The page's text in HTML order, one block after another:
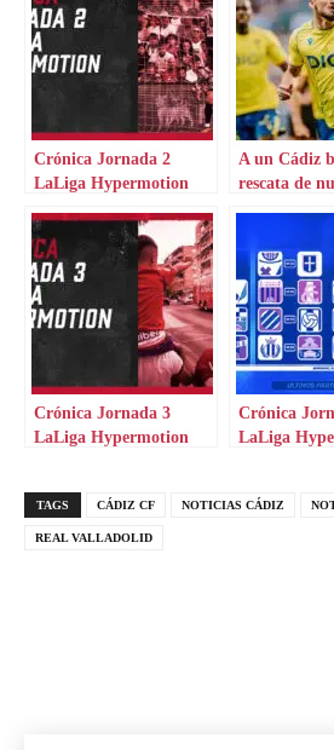
Crónica Jornada 2
LaLiga Hypermotion
A un Cádiz
rescata de
Crónica Jornada 3
LaLiga Hypermotion
Crónica
LaLiga
TAGS CÁDIZ CF NOTICIAS CÁDIZ
REAL VALLADOLID